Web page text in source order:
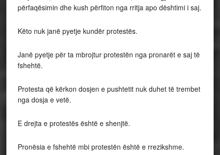
përfaqësimin dhe kush përfiton nga rritja apo dështimi i saj.
Këto nuk janë pyetje kundër protestës.
Janë pyetje për ta mbrojtur protestën nga pronarët e saj të
fshehtë.
Protesta që kërkon dosjen e pushtetit nuk duhet të trembet
nga dosja e vetë.
E drejta e protestës është e shenjtë.
Pronësia e fshehtë mbi protestën është e rrezikshme.